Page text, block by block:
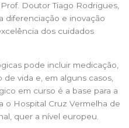
Doutor Tiago Rodrigues,
diferenciação e inovação
dos cuidados
pode incluir medicação,
vida e, em alguns casos,
em curso é a base para a
o Hospital Cruz Vermelha de
quer a nível europeu.